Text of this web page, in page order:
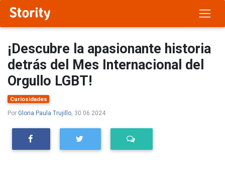
¡Descubre la apasionante historia
detrás del Mes Internacional del
Orgullo LGBT!
Curiosidades
Por Gloria Paula Trujillo , 30.06.2024